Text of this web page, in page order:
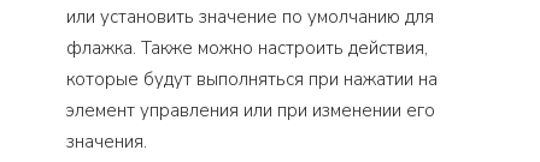
или установить значение по умолчанию для
флажка. Также можно настроить действия,
которые будут выполняться при нажатии на
элемент управления или при изменении его
значения.